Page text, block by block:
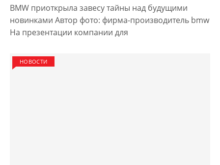
BMW приоткрыла завесу тайны над будущими
новинками Автор фото: фирма-производитель bmw
На презентации компании для
НОВОСТИ